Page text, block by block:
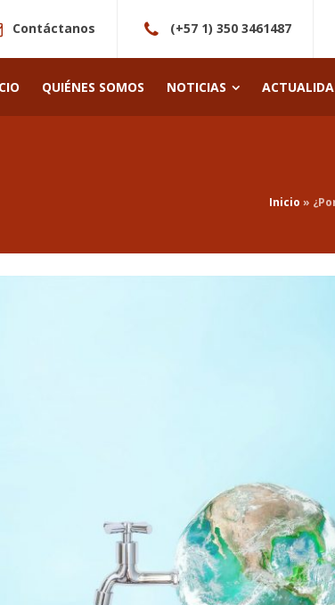
Contáctanos (+57 1) 350 3461487
QUIÉNES SOMOS NOTICIAS
Inicio »